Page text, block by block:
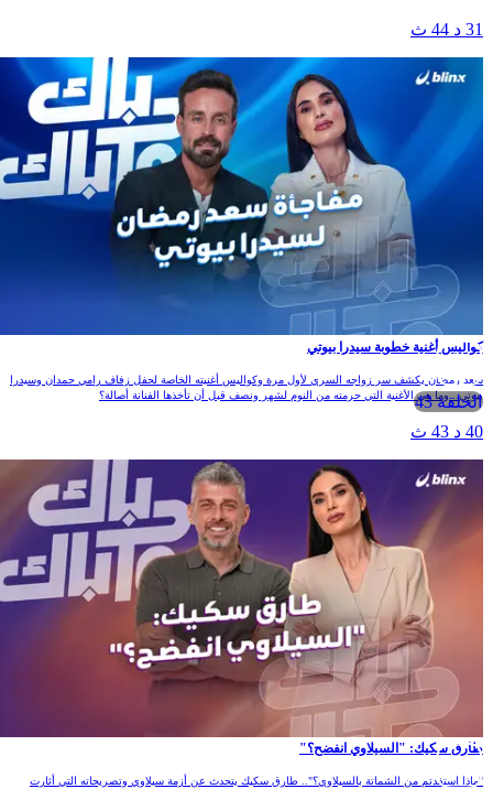
31 د 44 ث
الحلقة 43
كواليس أغنية خطوبة سيدرا بيوتي
سعد رمضان يكشف سر زواجه السري لأول مرة وكواليس أغنيته الخاصة لحفل زفاف رامي حمدان وسيدرا
بيوتي.. وما هي الأغنية التي حرمته من النوم لشهر ونصف قبل أن تأخذها الفنانة أصالة؟
40 د 43 ث
طارق سكيك: "السيلاوي انفضح؟"
"ماذا استفدتم من الشماتة بالسيلاوي؟".. طارق سكيك يتحدث عن أزمة سيلاوي وتصريحاته التي أثارت